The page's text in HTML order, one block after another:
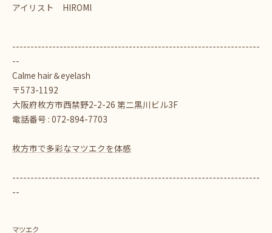
アイリスト HIROMI
--------------------------------------------------------------------
--
Calme hair＆eyelash
〒573-1192
大阪府枚方市西禁野2-2-26 第二黒川ビル3F
電話番号 : 072-894-7703
枚方市で多彩なマツエクを体感
--------------------------------------------------------------------
--
マツエク